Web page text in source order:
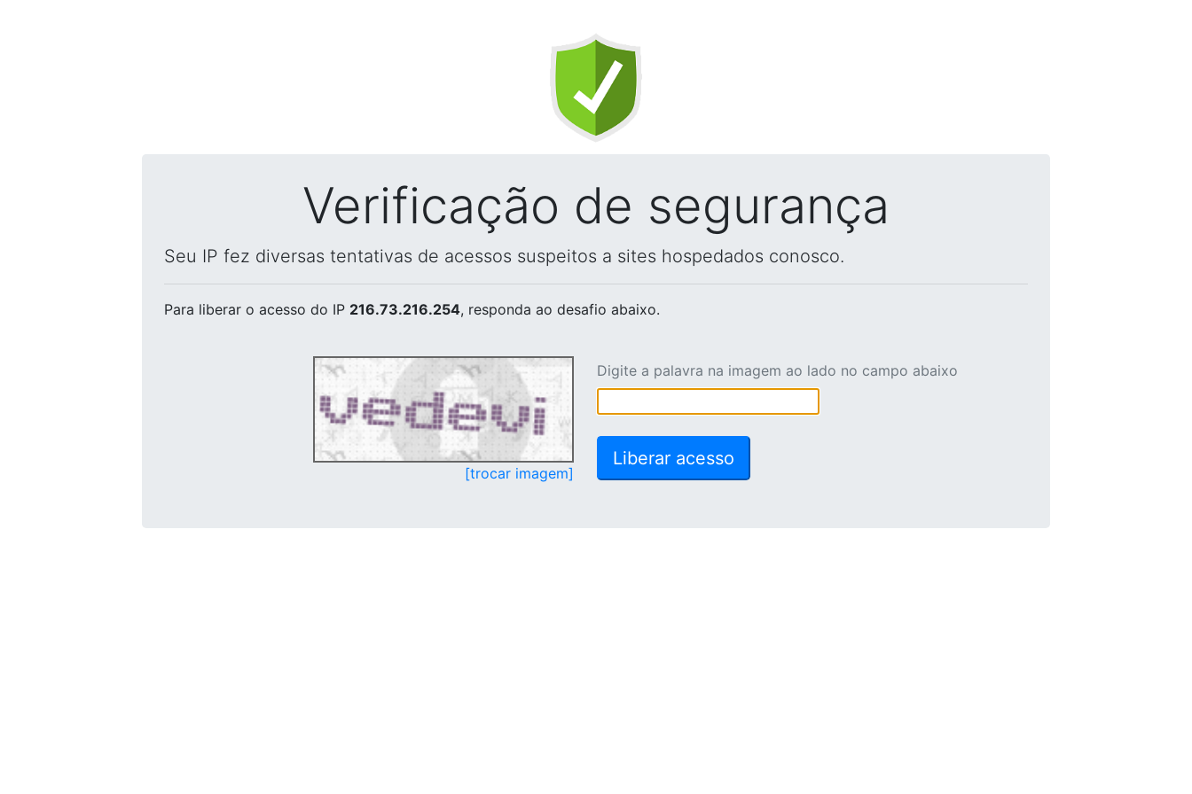
Verificação de segurança
Seu IP fez diversas tentativas de acessos suspeitos a sites hospedados conosco.
Para liberar o acesso do IP 216.73.216.254, responda ao desafio abaixo.
[trocar imagem]
Digite a palavra na imagem ao lado no campo abaixo